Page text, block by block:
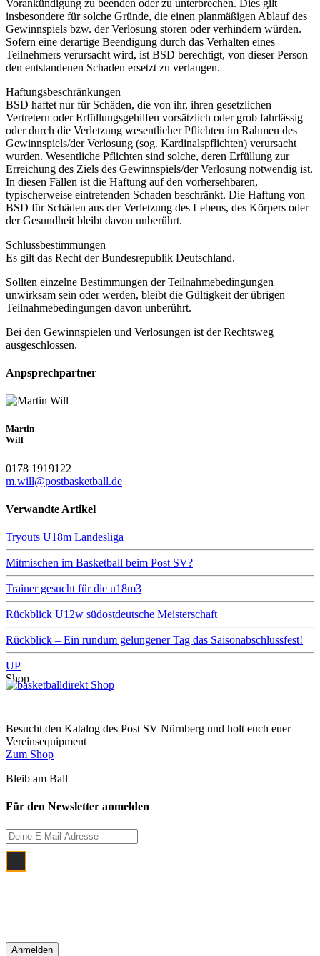
Vorankündigung zu beenden oder zu unterbrechen. Dies gilt
insbesondere für solche Gründe, die einen planmäßigen Ablauf des
Gewinnspiels bzw. der Verlosung stören oder verhindern würden.
Sofern eine derartige Beendigung durch das Verhalten eines
Teilnehmers verursacht wird, ist BSD berechtigt, von dieser Person
den entstandenen Schaden ersetzt zu verlangen.
Haftungsbeschränkungen
BSD haftet nur für Schäden, die von ihr, ihren gesetzlichen
Vertretern oder Erfüllungsgehilfen vorsätzlich oder grob fahrlässig
oder durch die Verletzung wesentlicher Pflichten im Rahmen des
Gewinnspiels/der Verlosung (sog. Kardinalspflichten) verursacht
wurden. Wesentliche Pflichten sind solche, deren Erfüllung zur
Erreichung des Ziels des Gewinnspiels/der Verlosung notwendig ist.
In diesen Fällen ist die Haftung auf den vorhersehbaren,
typischerweise eintretenden Schaden beschränkt. Die Haftung von
BSD für Schäden aus der Verletzung des Lebens, des Körpers oder
der Gesundheit bleibt davon unberührt.
Schlussbestimmungen
Es gilt das Recht der Bundesrepublik Deutschland.
Sollten einzelne Bestimmungen der Teilnahmebedingungen
unwirksam sein oder werden, bleibt die Gültigkeit der übrigen
Teilnahmebedingungen davon unberührt.
Bei den Gewinnspielen und Verlosungen ist der Rechtsweg
ausgeschlossen.
Anpsprechpartner
Martin
Will
0178 1919122
m.will@postbasketball.de
Verwandte Artikel
Tryouts U18m Landesliga
Mitmischen im Basketball beim Post SV?
Trainer gesucht für die u18m3
Rückblick U12w südostdeutsche Meisterschaft
Rückblick – Ein rundum gelungener Tag das Saisonabschlussfest!
UP
Shop
Besucht den Katalog des Post SV Nürnberg und holt euch euer
Vereinsequipment
Zum Shop
Bleib am Ball
Für den Newsletter anmelden